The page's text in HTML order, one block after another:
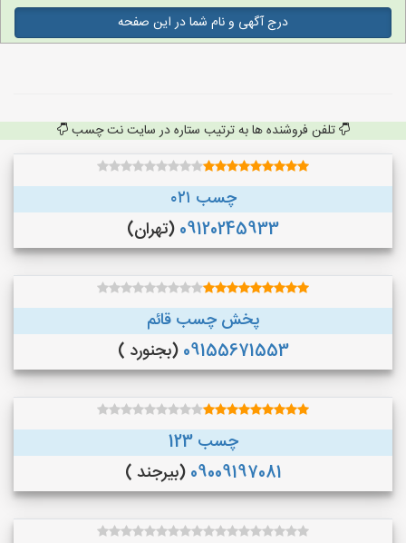
درج آگهی و نام شما در این صفحه
تلفن فروشنده ها به ترتیب ستاره در سایت نت چسب
چسب ۰۲۱
09120245933 (تهران)
پخش چسب قائم
09155671553 (بجنورد )
چسب 123
09009197081 (بیرجند )